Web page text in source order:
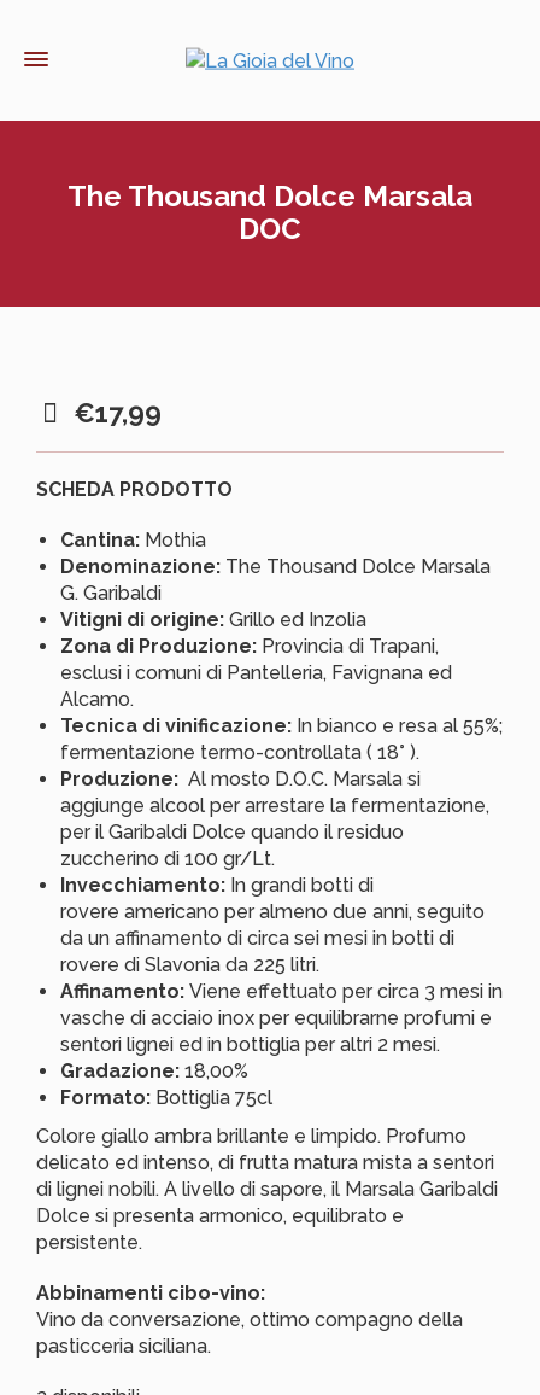
The Thousand Dolce Marsala
DOC
€17,99
SCHEDA PRODOTTO
Cantina: Mothia
Denominazione: The Thousand Dolce Marsala
G. Garibaldi
Vitigni di origine: Grillo ed Inzolia
Zona di Produzione: Provincia di Trapani,
esclusi i comuni di Pantelleria, Favignana ed
Alcamo.
Tecnica di vinificazione: In bianco e resa al 55%;
fermentazione termo-controllata ( 18° ).
Produzione: Al mosto D.O.C. Marsala si
aggiunge alcool per arrestare la fermentazione,
per il Garibaldi Dolce quando il residuo
zuccherino di 100 gr/Lt.
Invecchiamento: In grandi botti di
rovere americano per almeno due anni, seguito
da un affinamento di circa sei mesi in botti di
rovere di Slavonia da 225 litri.
Affinamento: Viene effettuato per circa 3 mesi in
vasche di acciaio inox per equilibrarne profumi e
sentori lignei ed in bottiglia per altri 2 mesi.
Gradazione: 18,00%
Formato: Bottiglia 75cl
Colore giallo ambra brillante e limpido. Profumo
delicato ed intenso, di frutta matura mista a sentori
di lignei nobili. A livello di sapore, il Marsala Garibaldi
Dolce si presenta armonico, equilibrato e
persistente.
Abbinamenti cibo-vino:
Vino da conversazione, ottimo compagno della
pasticceria siciliana.